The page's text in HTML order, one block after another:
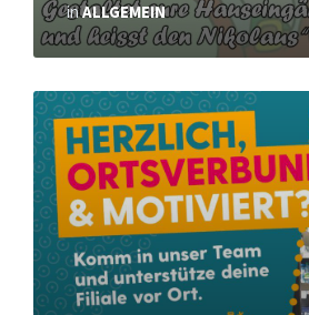
inALLGEMEIN
Mehr
erfahren